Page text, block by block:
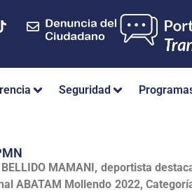
Seguridad
BELLIDO MAMANI, deportista
ABATAM Mollendo 2022,